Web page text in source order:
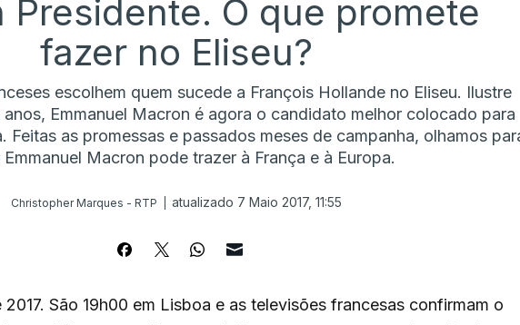
Presidente. O que promete
fazer no Eliseu?
escolhem quem sucede a François Hollande no Eliseu. Ilustre
Emmanuel Macron é agora o candidato melhor colocado para
Feitas as promessas e passados meses de campanha, olhamos
Emmanuel Macron pode trazer à França e à Europa.
Christopher Marques - RTP atualizado 7 Maio 2017, 11:55
São 19h00 em Lisboa e as televisões francesas confirmam o